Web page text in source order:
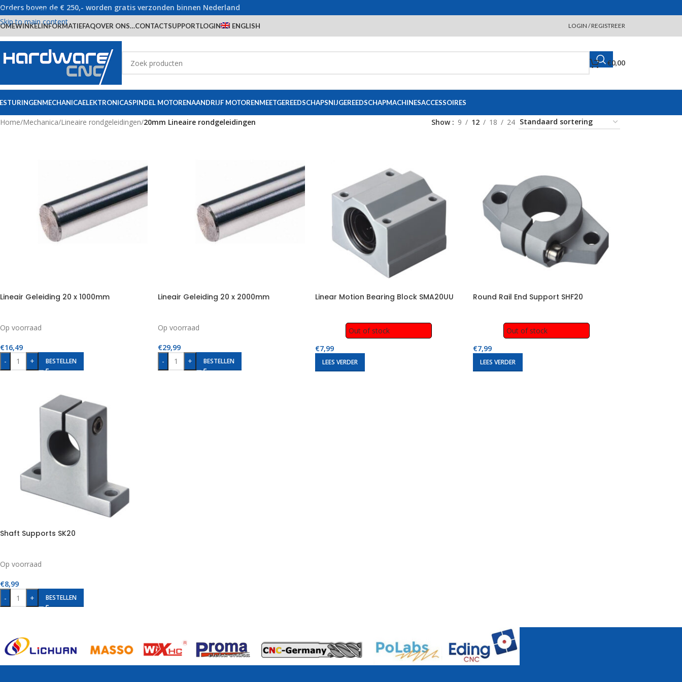
Skip to navigation
Skip to main content
Orders boven de € 250,- worden gratis verzonden binnen Nederland
WINKELINFORMATIEFAQOVER ONS…CONTACTSUPPORTLOGIN ENGLISH LOGIN / REGISTREER
€0,00
MECHANICAELEKTRONICASPINDEL MOTORENAANDRIJF MOTORENMEETGEREEDSCHAPSNIJGEREEDSCHAPMACHINESACCESSOIRES
Home/Mechanica/Lineaire rondgeleidingen/20mm Lineaire rondgeleidingen Show 9 12 18 24
Lineair Geleiding 20 x 1000mm
Op voorraad
€16,49
-
+ BESTELLEN
Lineair Geleiding 20 x 2000mm
Op voorraad
€29,99
-
+ BESTELLEN
Linear Motion Bearing Block SMA20UU
Out of stock
€7,99
LEES VERDER
Round Rail End Support SHF20
Out of stock
€7,99
LEES VERDER
Shaft Supports SK20
Op voorraad
€8,99
-
+ BESTELLEN